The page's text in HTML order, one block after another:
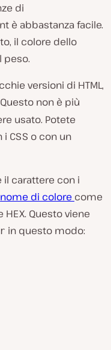
di
è abbastanza facile.
il colore dello
peso.
versioni di HTML,
non è più
usato. Potete
CSS o con un
il carattere con i
nome di colore come
HEX. Questo viene
in questo modo: